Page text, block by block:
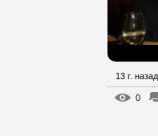
13 г. назад
0